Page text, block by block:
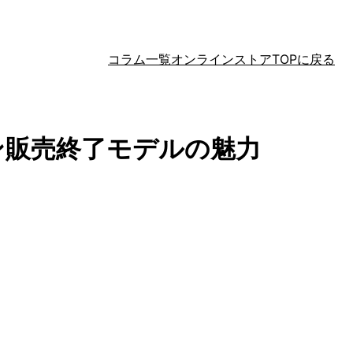
コラム一覧オンラインストアTOPに戻る
売終了モデルの魅力